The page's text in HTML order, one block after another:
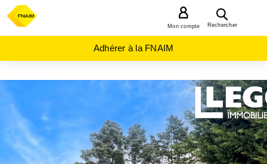
Rechercher
Mon compte
Adhérer à la FNAIM
MAISON
BRETAGNE
COTES-
D'ARMOR